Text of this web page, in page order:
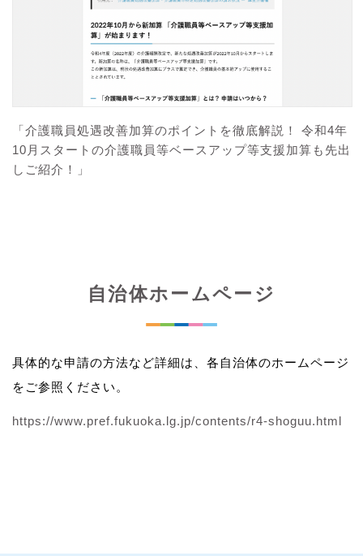
「介護職員処遇改善加算のポイントを徹底解説！ 令和4年
10月スタートの介護職員等ベースアップ等支援加算も先出
しご紹介！」
自治体ホームページ
具体的な申請の方法など詳細は、各自治体のホームページ
をご参照ください。
https://www.pref.fukuoka.lg.jp/contents/r4-shoguu.html